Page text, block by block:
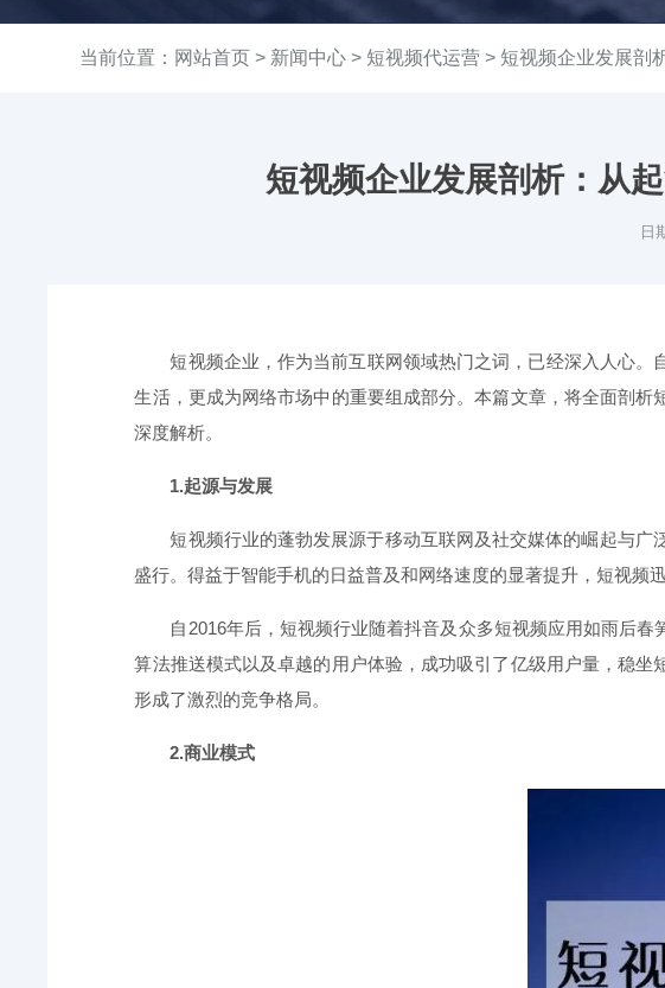
当前位置： 网站首页 > 新闻中心 > 短视频代运营 > 短视频企业发展剖
短视频企业发展剖析：从
日
短视频企业，作为当前互联网领域热门之词，已经深入人心。
生活，更成为网络市场中的重要组成部分。本篇文章，将全面剖
深度解析。
1.起源与发展
短视频行业的蓬勃发展源于移动互联网及社交媒体的崛起与广
盛行。得益于智能手机的日益普及和网络速度的显著提升，短视频
自2016年后，短视频行业随着抖音及众多短视频应用如雨后
算法推送模式以及卓越的用户体验，成功吸引了亿级用户量，稳
形成了激烈的竞争格局。
2.商业模式